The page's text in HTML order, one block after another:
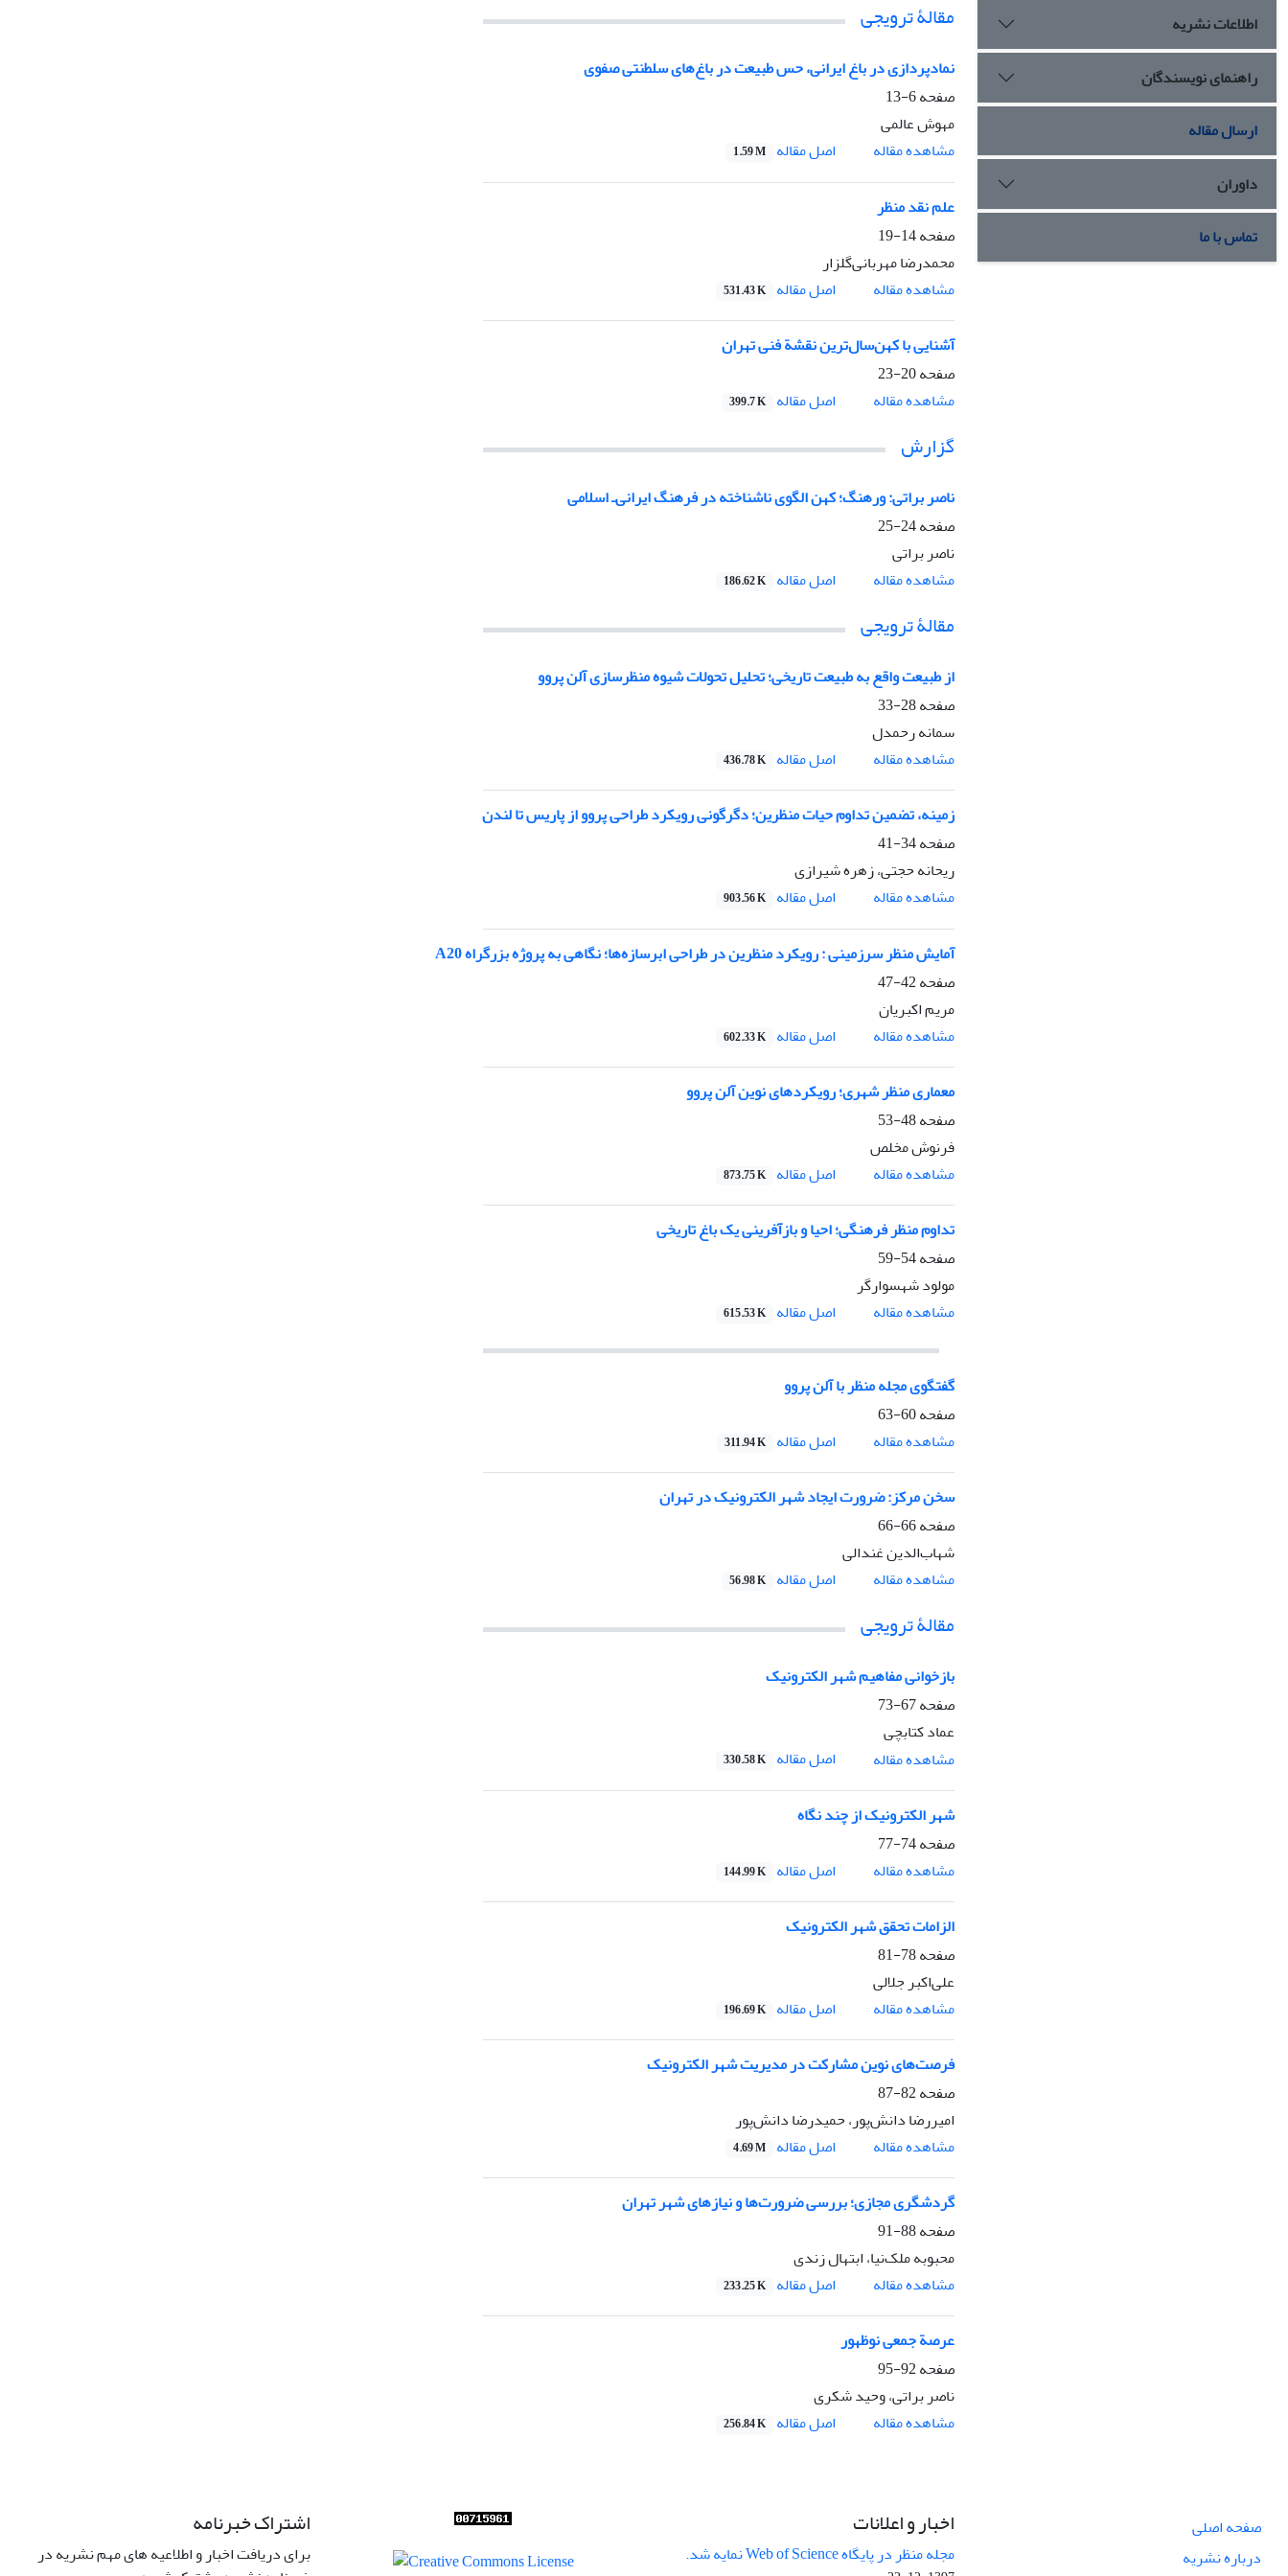
مقالۀ ترویجی
نمادپردازی در باغ ایرانی، حس طبیعت در باغ‌هاى سلطنتى صفوى
صفحه6-13
مهوش عالمی
مشاهده مقاله
اصل مقاله 1.59 M
علم نقد منظر
صفحه14-19
محمدرضا مهربانى‌گلزار
مشاهده مقاله
اصل مقاله 531.43 K
آشنایی با کهن‌سال‌ترین نقشة فنی تهران
صفحه20-23
مشاهده مقاله
اصل مقاله 399.7 K
گزارش
ناصر براتی: ورهنگ؛ کهن الگوى ناشناخته در فرهنگ ایرانى‌ـ اسلامى
صفحه24-25
ناصر براتی
مشاهده مقاله
اصل مقاله 186.62 K
مقالۀ ترویجی
از طبیعت واقع به طبیعت تاریخی؛ تحلیل تحولات شیوه منظرسازی آلن پروو
صفحه28-33
سمانه رحمدل
مشاهده مقاله
اصل مقاله 436.78 K
زمینه، تضمین تداوم حیات منظرین؛ دگرگونی رویکرد طراحی پروو از پاریس تا لندن
صفحه34-41
ریحانه حجتی، زهره شیرازی
مشاهده مقاله
اصل مقاله 903.56 K
آمایش منظر سرزمینی : رویکرد منظرین در طراحی ابرسازه‌ها؛ نگاهی به پروژه بزرگراه A20
صفحه42-47
مریم اکبریان
مشاهده مقاله
اصل مقاله 602.33 K
معماری منظر شهری؛ رویکردهای نوین آلن پروو
صفحه48-53
فرنوش مخلص
مشاهده مقاله
اصل مقاله 873.75 K
تداوم منظر فرهنگی؛ احیا و بازآفرینی یک باغ تاریخی
صفحه54-59
مولود شهسوارگر
مشاهده مقاله
اصل مقاله 615.53 K
گفتگوی مجله منظر با آلن پروو
صفحه60-63
مشاهده مقاله
اصل مقاله 311.94 K
سخن مرکز: ضرورت ایجاد شهر الکترونیک در تهران
صفحه66-66
شهاب‌الدین غندالی
مشاهده مقاله
اصل مقاله 56.98 K
مقالۀ ترویجی
بازخوانی مفاهیم شهر الکترونیک
صفحه67-73
عماد کتابچی
مشاهده مقاله
اصل مقاله 330.58 K
شهر الکترونیک از چند نگاه
صفحه74-77
مشاهده مقاله
اصل مقاله 144.99 K
الزامات تحقق شهر الکترونیک
صفحه78-81
علی‌اکبر جلالی
مشاهده مقاله
اصل مقاله 196.69 K
فرصت‌های نوین مشارکت در مدیریت شهر الکترونیک
صفحه82-87
امیررضا دانش‌پور، حمیدرضا دانش‌پور
مشاهده مقاله
اصل مقاله 4.69 M
گردشگری مجازی؛ بررسی ضرورت‌ها و نیازهای شهر تهران
صفحه88-91
محبوبه ملک‌نیا، ابتهال زندی
مشاهده مقاله
اصل مقاله 233.25 K
عرصة جمعی نوظهور
صفحه92-95
ناصر براتی، وحید شکری
مشاهده مقاله
اصل مقاله 256.84 K
اطلاعات نشریه
راهنمای نویسندگان
ارسال مقاله
داوران
تماس با ما
صفحه اصلی
درباره نشریه
اخبار و اعلانات
مجله منظر در پایگاه Web of Science نمایه شد.
اشتراک خبرنامه
برای دریافت اخبار و اطلاعیه های مهم نشریه در